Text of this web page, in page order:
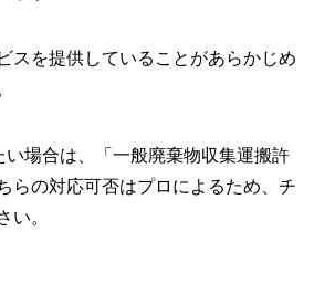
スを提供していることがあらかじめ
場合は、「一般廃棄物収集運搬許
らの対応可否はプロによるため、チ
い。